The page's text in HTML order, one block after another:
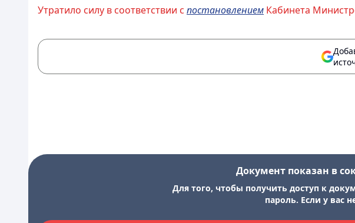
Утратило силу в соответствии с постановлением Кабинета
Документ показан в
Для того, чтобы получить доступ к
пароль. Если у вас